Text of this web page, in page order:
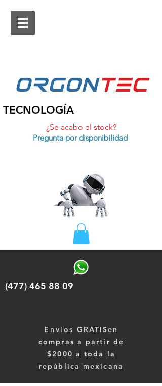
ORGONtEc
TECNOLOGÍA
¿Se acabo el stock?
Pregunta por disponibilidad
(477) 465 88 09
Envíos GRATISen
compras a partir de
$2000 a toda la
república mexicana